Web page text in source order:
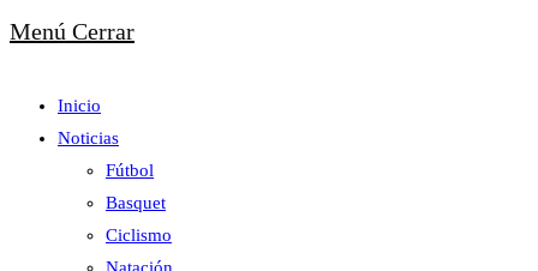
Menú Cerrar
Inicio
Noticias
Fútbol
Basquet
Ciclismo